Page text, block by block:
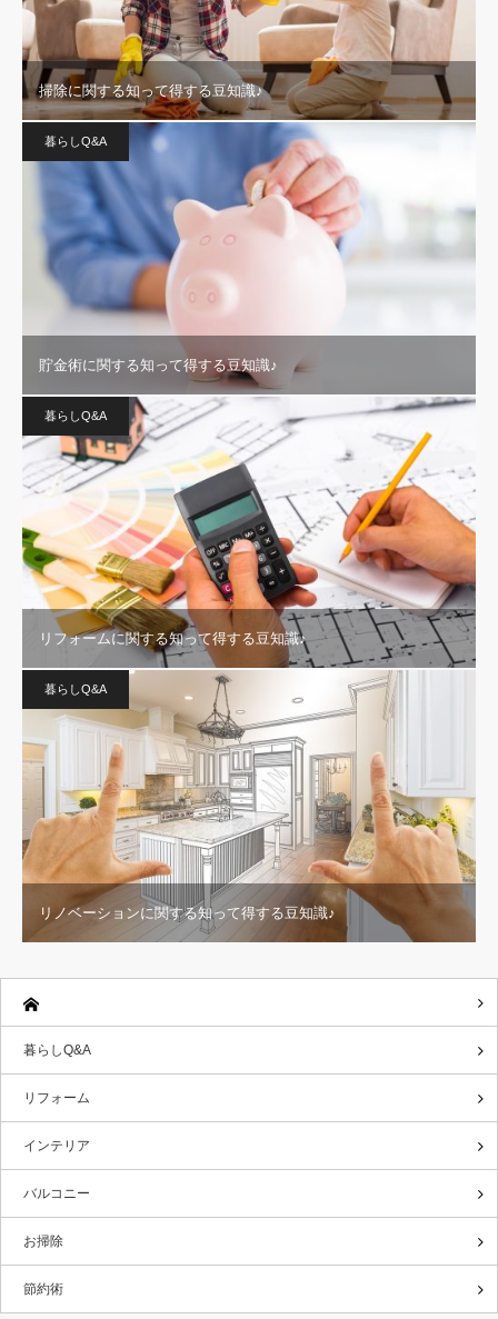
掃除に関する知って得する豆知識♪
暮らしQ&A
貯金術に関する知って得する豆知識♪
暮らしQ&A
リフォームに関する知って得する豆知識♪
暮らしQ&A
リノベーションに関する知って得する豆知識♪
暮らしQ&A
リフォーム
インテリア
バルコニー
お掃除
節約術